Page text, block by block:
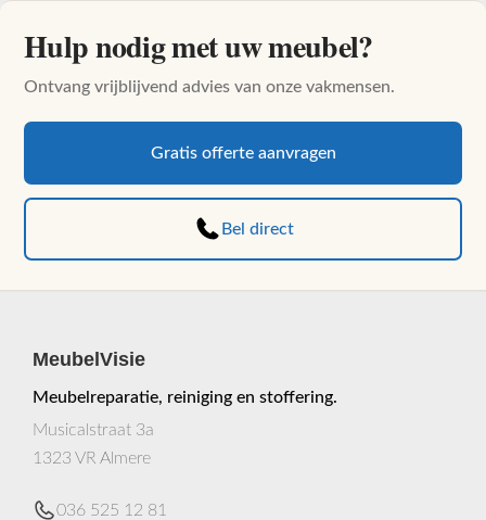
Hulp nodig met uw meubel?
Ontvang vrijblijvend advies van onze vakmensen.
Gratis offerte aanvragen
Bel direct
MeubelVisie
Meubelreparatie, reiniging en stoffering.
Musicalstraat 3a
1323 VR Almere
036 525 12 81